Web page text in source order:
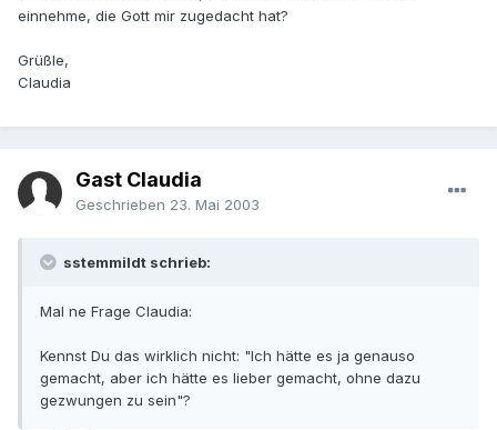
einnehme, die Gott mir zugedacht hat?
Grüßle,
Claudia
Gast Claudia
Geschrieben 23. Mai 2003
sstemmildt schrieb:
Mal ne Frage Claudia:
Kennst Du das wirklich nicht: "Ich hätte es ja genauso
gemacht, aber ich hätte es lieber gemacht, ohne dazu
gezwungen zu sein"?